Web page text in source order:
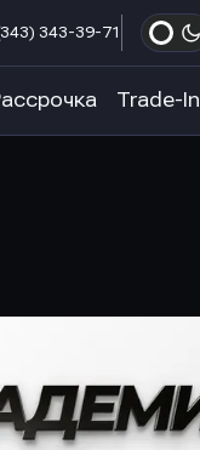
343-39-71
Trade-In